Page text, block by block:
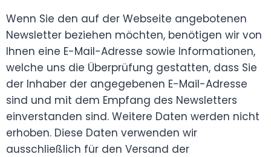
Wenn Sie den auf der Webseite angebotenen
Newsletter beziehen möchten, benötigen wir von
Ihnen eine E-Mail-Adresse sowie Informationen,
welche uns die Überprüfung gestatten, dass Sie
der Inhaber der angegebenen E-Mail-Adresse
sind und mit dem Empfang des Newsletters
einverstanden sind. Weitere Daten werden nicht
erhoben. Diese Daten verwenden wir
ausschließlich für den Versand der